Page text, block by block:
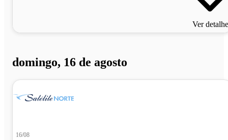
Ver
domingo, 16 de agosto
16/08